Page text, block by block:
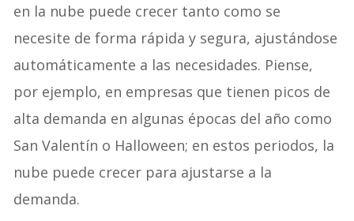
en la nube puede crecer tanto como se
necesite de forma rápida y segura, ajustándose
automáticamente a las necesidades. Piense,
por ejemplo, en empresas que tienen picos de
alta demanda en algunas épocas del año como
San Valentín o Halloween; en estos periodos, la
nube puede crecer para ajustarse a la
demanda.